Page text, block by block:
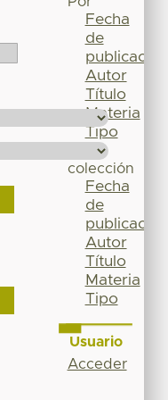
Fecha
de
publicación
Autor
Título
Materia
Tipo
colección
Fecha
de
publicación
Autor
Título
Materia
Tipo
Usuario
Acceder